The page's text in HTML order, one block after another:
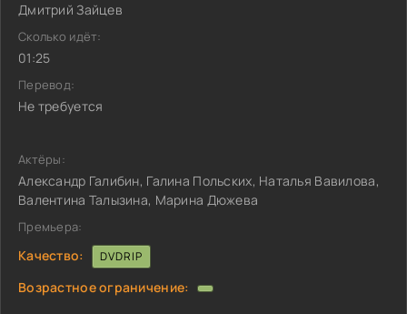
Дмитрий Зайцев
Сколько идёт:
01:25
Перевод:
Не требуется
Актёры:
Александр Галибин, Галина Польских, Наталья Вавилова,
Валентина Талызина, Марина Дюжева
Премьера:
Качество: DVDRIP
Возрастное ограничение: